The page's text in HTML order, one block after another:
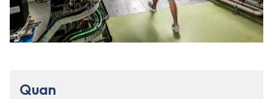
Quan